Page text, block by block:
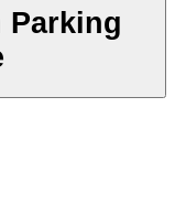
Parking